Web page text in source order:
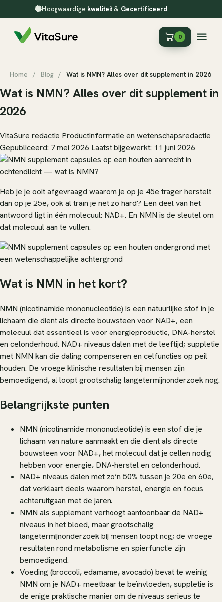
Hoogwaardige kwaliteit& Gecertificeerd
0
Home / Blog / Wat is NMN? Alles over dit supplement in 2026
Wat is NMN? Alles over dit supplement in
2026
VitaSure redactie Productinformatie en wetenschapsredactie
Gepubliceerd: 7 mei 2026 Laatst bijgewerkt: 11 juni 2026
Heb je je ooit afgevraagd waarom je op je 45e trager herstelt
dan op je 25e, ook al train je net zo hard? Een deel van het
antwoord ligt in één molecuul: NAD+. En NMN is de sleutel om
dat molecuul aan te vullen.
Wat is NMN in het kort?
NMN (nicotinamide mononucleotide) is een natuurlijke stof in je
lichaam die dient als directe bouwsteen voor NAD+, een
molecuul dat essentieel is voor energieproductie, DNA-herstel
en celonderhoud. NAD+ niveaus dalen met de leeftijd; suppletie
met NMN kan die daling compenseren en celfuncties op peil
houden. De vroege klinische resultaten bij mensen zijn
bemoedigend, al loopt grootschalig langetermijnonderzoek nog.
Belangrijkste punten
NMN (nicotinamide mononucleotide) is een stof die je
lichaam van nature aanmaakt en die dient als directe
bouwsteen voor NAD+, het molecuul dat je cellen nodig
hebben voor energie, DNA-herstel en celonderhoud.
NAD+ niveaus dalen met zo’n 50% tussen je 20e en 60e,
dat verklaart deels waarom herstel, energie en focus
achteruitgaan met de jaren.
NMN als supplement verhoogt aantoonbaar de NAD+
niveaus in het bloed, maar grootschalig
langetermijnonderzoek bij mensen loopt nog; de vroege
resultaten rond metabolisme en spierfunctie zijn
bemoedigend.
Voeding (broccoli, edamame, avocado) bevat te weinig
NMN om je NAD+ meetbaar te beïnvloeden, suppletie is
de enige praktische manier om de niveaus serieus te